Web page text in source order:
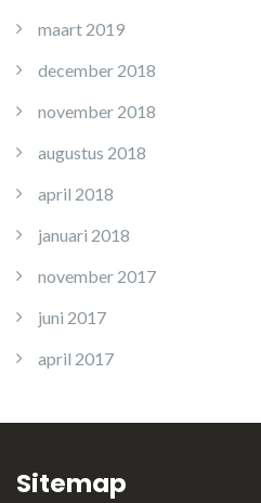
maart 2019
december 2018
november 2018
augustus 2018
april 2018
januari 2018
november 2017
juni 2017
april 2017
Sitemap